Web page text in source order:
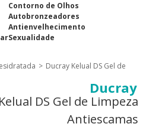
Contorno de Olhos
Autobronzeadores
Antienvelhecimento
Sexualidade
> Ducray Kelual DS Gel de
Ducray
DS Gel de Limpeza
Antiescamas